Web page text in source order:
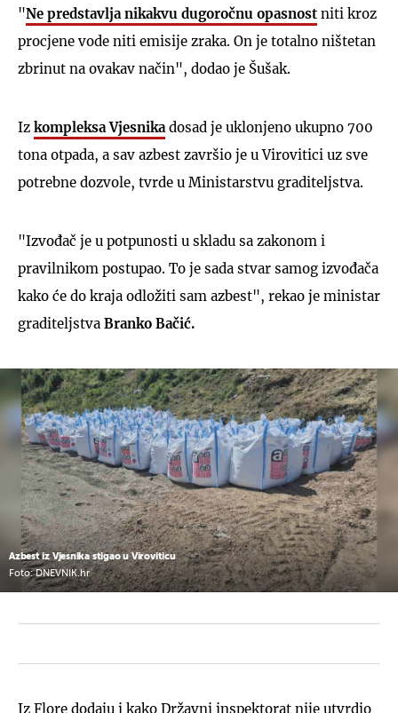
"Ne predstavlja nikakvu dugoročnu opasnost niti kroz
procjene vode niti emisije zraka. On je totalno ništetan
zbrinut na ovakav način", dodao je Šušak.
Iz kompleksa Vjesnika dosad je uklonjeno ukupno 700
tona otpada, a sav azbest završio je u Virovitici uz sve
potrebne dozvole, tvrde u Ministarstvu graditeljstva.
"Izvođač je u potpunosti u skladu sa zakonom i
pravilnikom postupao. To je sada stvar samog izvođača
kako će do kraja odložiti sam azbest", rekao je ministar
graditeljstva Branko Bačić.
Azbest iz Vjesnika stigao u Viroviticu
Foto: DNEVNIK.hr
Iz Flore dodaju i kako Državni inspektorat nije utvrdio